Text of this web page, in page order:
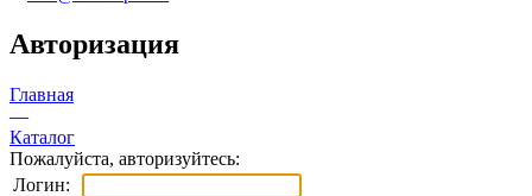
Авторизация
Главная
—
Каталог
Пожалуйста, авторизуйтесь:
Логин: